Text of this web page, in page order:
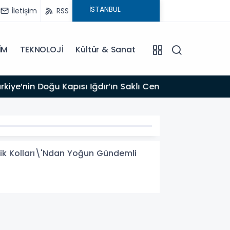
İletişim RSS
TEKNOLOJİ Kültür & Sanat
Kolları\'Ndan Yoğun Gündemli